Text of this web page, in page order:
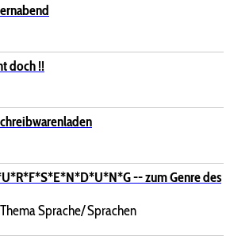
doch !!
-- zum Genre des
Sprache/ Sprachen